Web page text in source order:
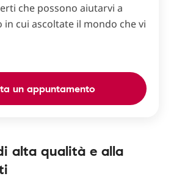
che possono aiutarvi a
in cui ascoltate il mondo che vi
un appuntamento
alta qualità e alla